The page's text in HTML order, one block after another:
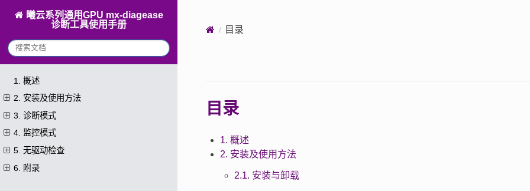
曦云系列通用GPU mx-diagease
诊断工具使用手册
1. 概述
2. 安装及使用方法
3. 诊断模式
4. 监控模式
5. 无驱动检查
6. 附录
目录
目录
1. 概述
2. 安装及使用方法
2.1. 安装与卸载